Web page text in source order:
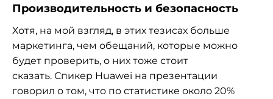
Производительность и безопасность
Хотя, на мой взгляд, в этих тезисах больше
маркетинга, чем обещаний, которые можно
будет проверить, о них тоже стоит
сказать. Спикер Huawei на презентации
говорил о том, что по статистике около 20%